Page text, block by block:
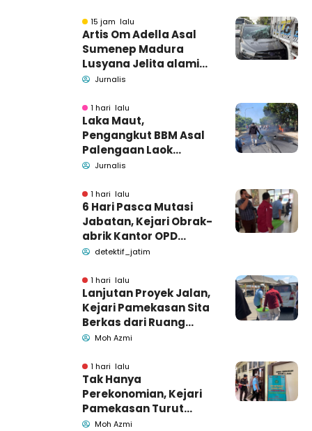
Barang Bukti
15 jam lalu
Artis Om Adella Asal
Sumenep Madura
Lusyana Jelita alami
kecelakaan di Wonogiri
Jurnalis
1 hari lalu
Laka Maut,
Pengangkut BBM Asal
Palengaan Laok
Pamekasan Meninggal
Jurnalis
1 hari lalu
6 Hari Pasca Mutasi
Jabatan, Kejari Obrak-
abrik Kantor OPD
Pemkab Pamekasan
detektif_jatim
1 hari lalu
Lanjutan Proyek Jalan,
Kejari Pamekasan Sita
Berkas dari Ruang
Pemkab Pamekasan
Moh Azmi
1 hari lalu
Tak Hanya
Perekonomian, Kejari
Pamekasan Turut
Geledah Ruang
Moh Azmi